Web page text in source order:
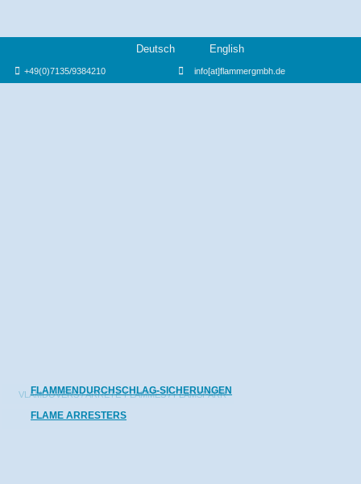
Deutsch English
+49(0)7135/9384210 info[at]flammergmbh.de